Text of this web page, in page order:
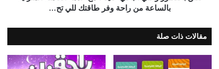
بالساعة من راحة وفر طاقتك للي تح...
مقالات ذات صلة